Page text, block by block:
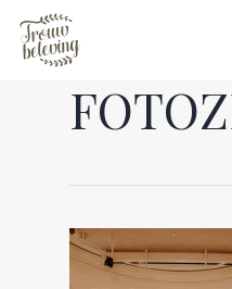
Hit enter to search